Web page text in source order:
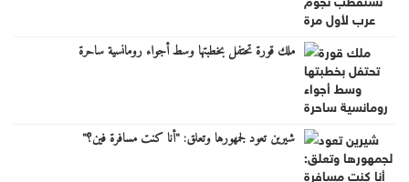
ملك قورة تحتفل بخطبتها وسط أجواء رومانسية ساحرة
شيرين تعود لجمهورها وتعلق: "أنا كنت مسافرة فين؟"